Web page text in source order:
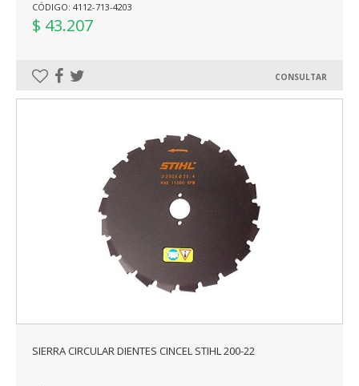
CÓDIGO: 4112-713-4203
$ 43.207
CONSULTAR
SIERRA CIRCULAR DIENTES CINCEL STIHL 200-22